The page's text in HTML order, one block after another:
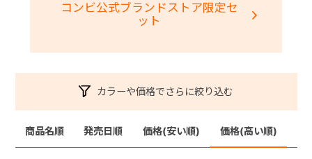
コンビ公式ブランドストア限定セ
ット
カラーや価格でさらに絞り込む
商品名順 発売日順 価格(安い順) 価格(高い順)